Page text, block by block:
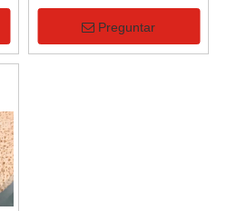
doble sistema - Motor
portahilos
Preguntar